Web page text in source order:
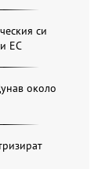
си
ЕС
около